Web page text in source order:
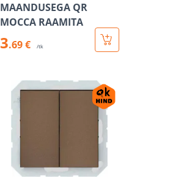
MAANDUSEGA QR
MOCCA RAAMITA
3.69 € /tk